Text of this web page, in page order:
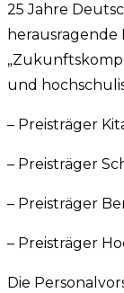
25 Jahre
und
– Preisträger
– Preisträger
– Preisträger
– Preisträger
Die